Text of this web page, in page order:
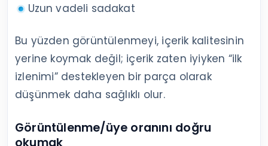
Uzun vadeli sadakat
Bu yüzden görüntülenmeyi, içerik kalitesinin
yerine koymak değil; içerik zaten iyiyken “ilk
izlenimi” destekleyen bir parça olarak
düşünmek daha sağlıklı olur.
Görüntülenme/üye oranını doğru
okumak